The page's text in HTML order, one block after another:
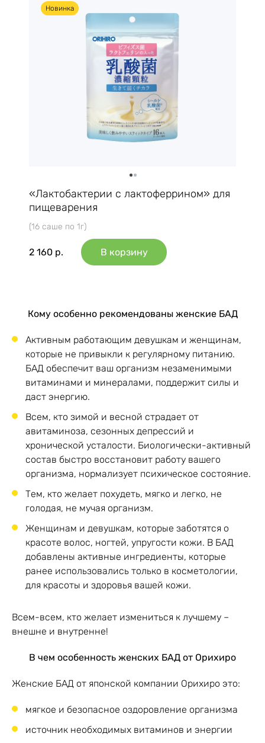
Новинка
«Лактобактерии с лактоферрином» для
пищеварения
(16 саше по 1г)
2 160 р. В корзину
Кому особенно рекомендованы женские БАД
Активным работающим девушкам и женщинам,
которые не привыкли к регулярному питанию.
БАД обеспечит ваш организм незаменимыми
витаминами и минералами, поддержит силы и
даст энергию.
Всем, кто зимой и весной страдает от
авитаминоза, сезонных депрессий и
хронической усталости. Биологически-активный
состав быстро восстановит работу вашего
организма, нормализует психическое состояние.
Тем, кто желает похудеть, мягко и легко, не
голодая, не мучая организм.
Женщинам и девушкам, которые заботятся о
красоте волос, ногтей, упругости кожи. В БАД
добавлены активные ингредиенты, которые
ранее использовались только в косметологии,
для красоты и здоровья вашей кожи.
Всем-всем, кто желает измениться к лучшему –
внешне и внутренне!
В чем особенность женских БАД от Орихиро
Женские БАД от японской компании Орихиро это:
мягкое и безопасное оздоровление организма
источник необходимых витаминов и энергии